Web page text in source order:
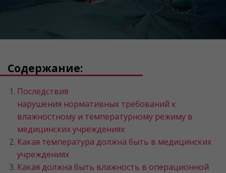
Содержание:
Последствия
нарушения нормативных требований к
влажностному и температурному режиму в
медицинских учреждениях
Какая температура должна быть в медицинских
учреждениях
Какая должна быть влажность в операционной